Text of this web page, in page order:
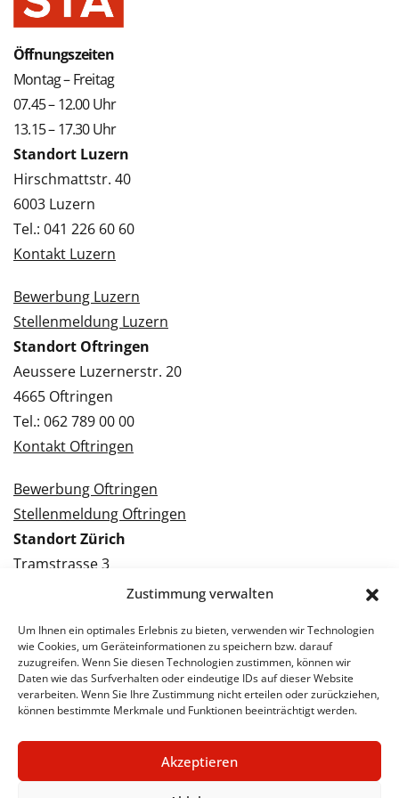
Zustimmung verwalten
Um Ihnen ein optimales Erlebnis zu bieten, verwenden wir Technologien
wie Cookies, um Geräteinformationen zu speichern bzw. darauf
zuzugreifen. Wenn Sie diesen Technologien zustimmen, können wir
Daten wie das Surfverhalten oder eindeutige IDs auf dieser Website
verarbeiten. Wenn Sie Ihre Zustimmung nicht erteilen oder zurückziehen,
können bestimmte Merkmale und Funktionen beeinträchtigt werden.
Akzeptieren
Öffnungszeiten
Montag – Freitag
07.45 – 12.00 Uhr
13.15 – 17.30 Uhr
Standort Luzern
Hirschmattstr. 40
6003 Luzern
Tel.: 041 226 60 60
Kontakt Luzern
Bewerbung Luzern
Stellenmeldung Luzern
Standort Oftringen
Aeussere Luzernerstr. 20
4665 Oftringen
Tel.: 062 789 00 00
Kontakt Oftringen
Bewerbung Oftringen
Stellenmeldung Oftringen
Standort Zürich
Tramstrasse 3
Kontakt Zürich
Bewerbung Zürich
Stellenmeldung Zürich